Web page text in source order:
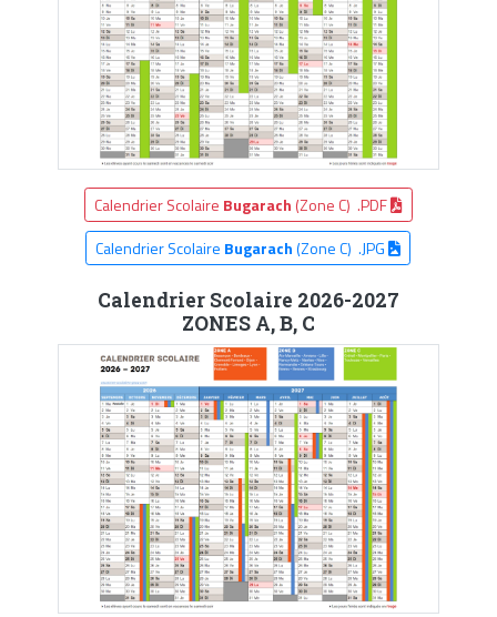
Calendrier Scolaire Bugarach (Zone C) .PDF
Calendrier Scolaire Bugarach(Zone C) .JPG
Calendrier Scolaire 2026-2027
ZONES A, B, C